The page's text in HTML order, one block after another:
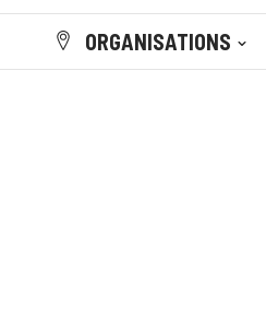
ORGANISATIONS